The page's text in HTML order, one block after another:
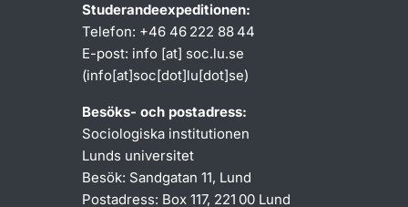
Studerandeexpeditionen:
Telefon: +46 46 222 88 44
E-post: info [at] soc.lu.se
(info[at]soc[dot]lu[dot]se)
Besöks- och postadress:
Sociologiska institutionen
Lunds universitet
Besök: Sandgatan 11, Lund
Postadress: Box 117, 221 00 Lund